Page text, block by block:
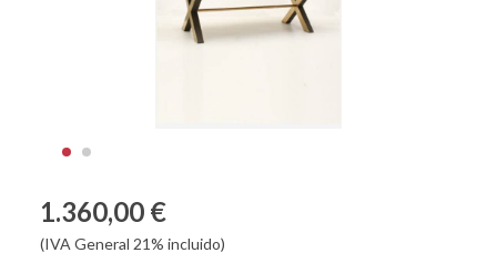
1.360,00 €
(IVA General 21% incluido)